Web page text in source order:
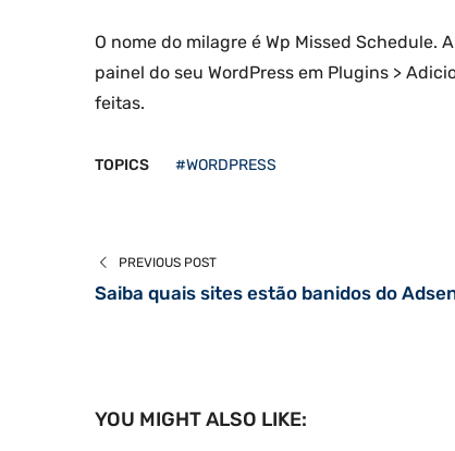
O nome do milagre é Wp Missed
painel do seu WordPress em Plugins >
feitas.
TOPICS #WORDPRESS
PREVIOUS POST
Saiba quais sites estão banidos do
YOU MIGHT ALSO LIKE: